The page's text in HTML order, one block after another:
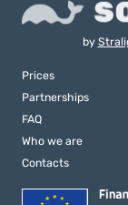
by
Prices
Partnerships
FAQ
Who we are
Contacts